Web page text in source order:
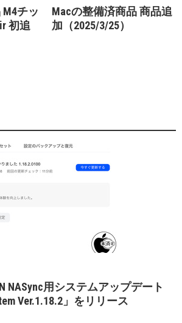
チッ
初追
Macの整備済商品 商品追
加（2025/3/25）
NASync用システムアップデート
Ver.1.18.2」をリリース